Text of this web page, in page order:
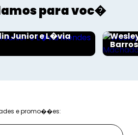
para voc�
Junior e L�via
e promo��es: